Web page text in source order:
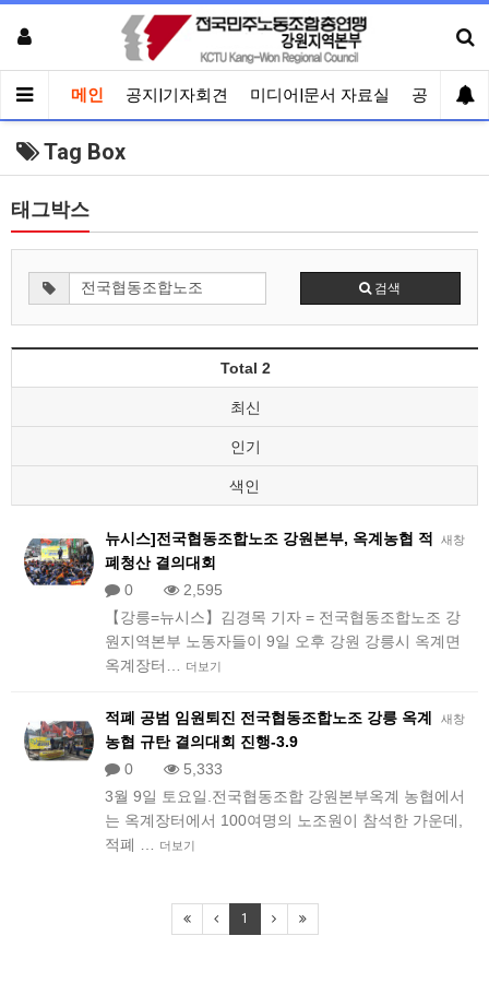
메인 공지|기자회견 미디어|문서 자료실 공유게시
Tag Box
태그박스
검색
Total 2
최신
인기
색인
새창
뉴시스]전국협동조합노조 강원본부, 옥계농협 적
폐청산 결의대회
0
2,595
【강릉=뉴시스】김경목 기자 = 전국협동조합노조 강
원지역본부 노동자들이 9일 오후 강원 강릉시 옥계면
옥계장터…
더보기
새창
적폐 공범 임원퇴진 전국협동조합노조 강릉 옥계
농협 규탄 결의대회 진행-3.9
0
5,333
3월 9일 토요일.전국협동조합 강원본부옥계 농협에서
는 옥계장터에서 100여명의 노조원이 참석한 가운데,
적폐 …
더보기
1